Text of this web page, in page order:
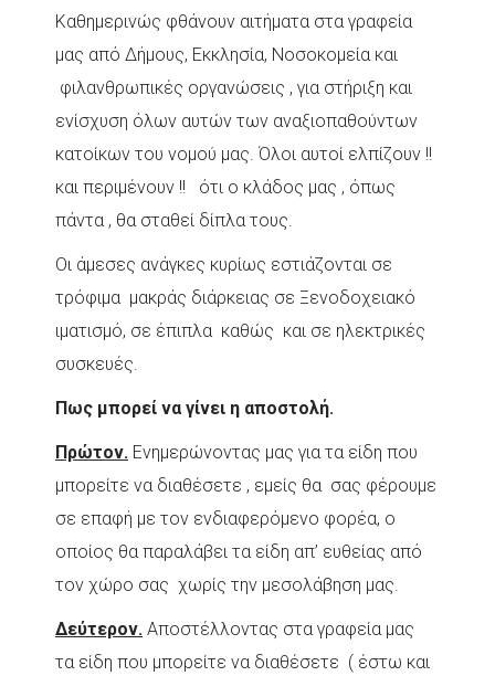
Καθημερινώς φθάνουν αιτήματα στα γραφεία
μας από Δήμους, Εκκλησία, Νοσοκομεία και
φιλανθρωπικές οργανώσεις , για στήριξη και
ενίσχυση όλων αυτών των αναξιοπαθούντων
κατοίκων του νομού μας. Όλοι αυτοί ελπίζουν !!
και περιμένουν !! ότι ο κλάδος μας , όπως
πάντα , θα σταθεί δίπλα τους.
Οι άμεσες ανάγκες κυρίως εστιάζονται σε
τρόφιμα μακράς διάρκειας σε Ξενοδοχειακό
ιματισμό, σε έπιπλα καθώς και σε ηλεκτρικές
συσκευές.
Πως μπορεί να γίνει η αποστολή.
Πρώτον. Ενημερώνοντας μας για τα είδη που
μπορείτε να διαθέσετε , εμείς θα σας φέρουμε
σε επαφή με τον ενδιαφερόμενο φορέα, ο
οποίος θα παραλάβει τα είδη απ’ ευθείας από
τον χώρο σας χωρίς την μεσολάβηση μας.
Δεύτερον. Αποστέλλοντας στα γραφεία μας
τα είδη που μπορείτε να διαθέσετε ( έστω και